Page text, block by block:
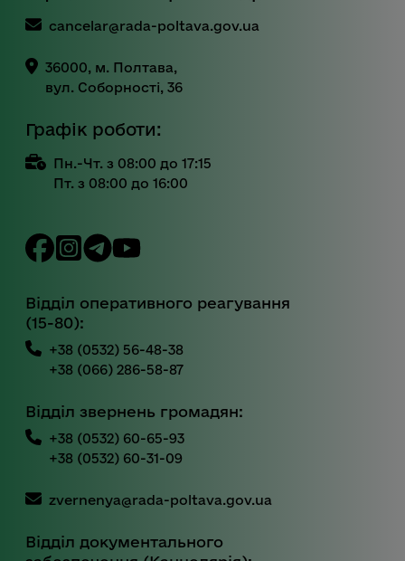
cancelar@rada-poltava.gov.ua
36000, м. Полтава,
вул. Соборності, 36
Графік роботи:
Пн.-Чт. з 08:00 до 17:15
Пт. з 08:00 до 16:00
Відділ оперативного реагування
(15-80):
+38 (0532) 56-48-38
+38 (066) 286-58-87
Відділ звернень громадян:
+38 (0532) 60-65-93
+38 (0532) 60-31-09
zvernenya@rada-poltava.gov.ua
Відділ документального